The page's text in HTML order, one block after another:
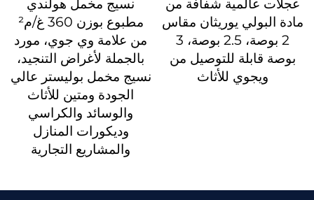
عجلات عالمية شفافة من
مادة البولي يوريثان مقاس
2 بوصة، 2.5 بوصة، 3
بوصة قابلة للتوصيل من
ويجوي للأثاث
نسيج مخمل هولندي
مطبوع بوزن 360 غ/م²
من علامة وي جوي، مورد
بالجملة لأغراض التنجيد،
نسيج مخمل بوليستر عالي
الجودة ومتين للأثاث
والوسائد والكراسي
وديكورات المنازل
والمشاريع التجارية